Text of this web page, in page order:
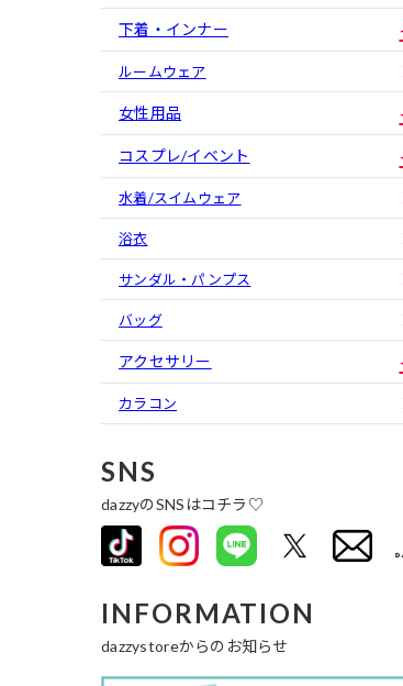
下着・インナー
ルームウェア
女性用品
コスプレ/イベント
水着/スイムウェア
浴衣
サンダル・パンプス
バッグ
アクセサリー
カラコン
SNS
dazzyのSNSはコチラ♡
INFORMATION
dazzystoreからのお知らせ